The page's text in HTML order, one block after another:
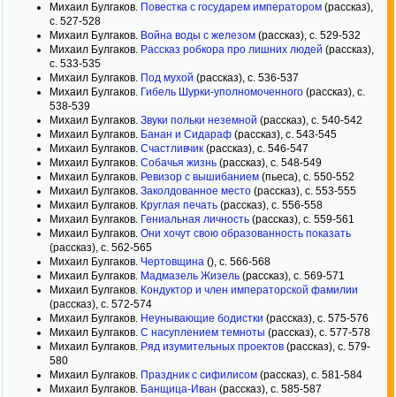
Михаил Булгаков. Повестка с государем императором (рассказ),
с. 527-528
Михаил Булгаков. Война воды с железом (рассказ), с. 529-532
Михаил Булгаков. Рассказ робкора про лишних людей (рассказ),
с. 533-535
Михаил Булгаков. Под мухой (рассказ), с. 536-537
Михаил Булгаков. Гибель Шурки-уполномоченного (рассказ), с.
538-539
Михаил Булгаков. Звуки польки неземной (рассказ), с. 540-542
Михаил Булгаков. Банан и Сидараф (рассказ), с. 543-545
Михаил Булгаков. Счастливчик (рассказ), с. 546-547
Михаил Булгаков. Собачья жизнь (рассказ), с. 548-549
Михаил Булгаков. Ревизор с вышибанием (пьеса), с. 550-552
Михаил Булгаков. Заколдованное место (рассказ), с. 553-555
Михаил Булгаков. Круглая печать (рассказ), с. 556-558
Михаил Булгаков. Гениальная личность (рассказ), с. 559-561
Михаил Булгаков. Они хочут свою образованность показать
(рассказ), с. 562-565
Михаил Булгаков. Чертовщина (), с. 566-568
Михаил Булгаков. Мадмазель Жизель (рассказ), с. 569-571
Михаил Булгаков. Кондуктор и член императорской фамилии
(рассказ), с. 572-574
Михаил Булгаков. Неунывающие бодистки (рассказ), с. 575-576
Михаил Булгаков. С насуплением темноты (рассказ), с. 577-578
Михаил Булгаков. Ряд изумительных проектов (рассказ), с. 579-
580
Михаил Булгаков. Праздник с сифилисом (рассказ), с. 581-584
Михаил Булгаков. Банщица-Иван (рассказ), с. 585-587